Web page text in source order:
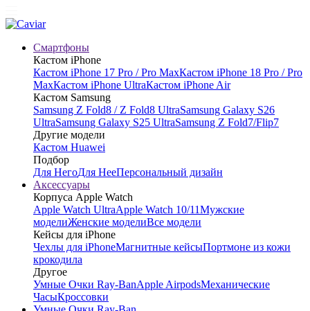
Смартфоны
Кастом iPhone
Кастом iPhone 17 Pro / Pro MaxКастом iPhone 18 Pro / Pro
MaxКастом iPhone UltraКастом iPhone Air
Кастом Samsung
Samsung Z Fold8 / Z Fold8 UltraSamsung Galaxy S26
UltraSamsung Galaxy S25 UltraSamsung Z Fold7/Flip7
Другие модели
Кастом Huawei
Подбор
Для НегоДля НееПерсональный дизайн
Аксессуары
Корпуса Apple Watch
Apple Watch UltraApple Watch 10/11Мужские
моделиЖенские моделиВсе модели
Кейсы для iPhone
Чехлы для iPhoneМагнитные кейсыПортмоне из кожи
крокодила
Другое
Умные Очки Ray-BanApple AirpodsМеханические
ЧасыКроссовки